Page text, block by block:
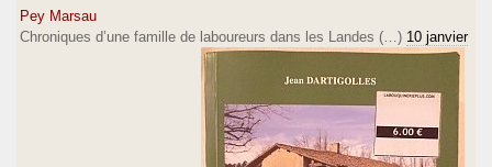
Pey Marsau
Chroniques d’une famille de laboureurs dans les Landes (…) 10 janvier